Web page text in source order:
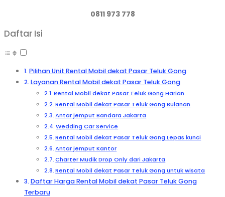
0811 973 778
Daftar Isi
Pilihan Unit Rental Mobil dekat Pasar Teluk Gong
Layanan Rental Mobil dekat Pasar Teluk Gong
Rental Mobil dekat Pasar Teluk Gong Harian
Rental Mobil dekat Pasar Teluk Gong Bulanan
Antar jemput Bandara Jakarta
Wedding Car Service
Rental Mobil dekat Pasar Teluk Gong Lepas kunci
Antar jemput Kantor
Charter Mudik Drop Only dari Jakarta
Rental Mobil dekat Pasar Teluk Gong untuk wisata
Daftar Harga Rental Mobil dekat Pasar Teluk Gong
Terbaru